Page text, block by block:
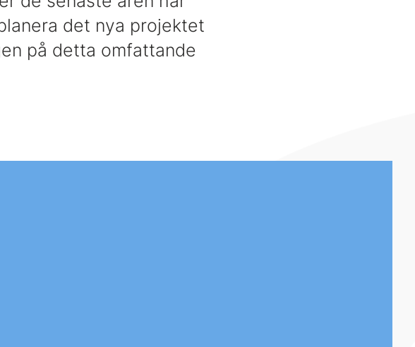
det nya projektet
på detta omfattande